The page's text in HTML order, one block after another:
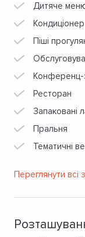
Дитяче
Кондиціонер
Піші
Конференц-
Ресторан
Запаковані
Пральня
Тематичні
Переглянути всі